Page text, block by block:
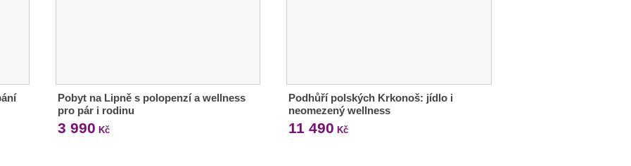
Pobyt na Lipně s polopenzí a wellness
pro pár i rodinu
3 990 Kč
Podhůří polských Krkonoš: jídlo i
neomezený wellness
11 490 Kč